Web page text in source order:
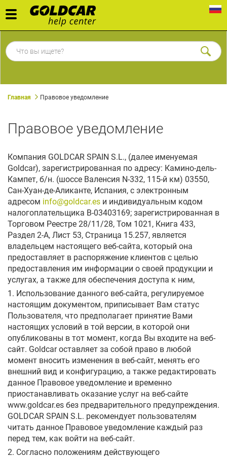
Toggle
navigation
Главная Правовое уведомление
Правовое уведомление
Компания GOLDCAR SPAIN S.L., (далее именуемая
Goldcar), зарегистрированная по адресу: Камино-дель-
Кампет, б/н. (шоссе Валенсия N-332, 115-й км) 03550,
Сан-Хуан-де-Аликанте, Испания, с электронным
адресом info@goldcar.es и индивидуальным кодом
налогоплательщика В-03403169; зарегистрированная в
Торговом Реестре 28/11/28, Том 1021, Книга 433,
Раздел 2-A, Лист 53, Страница 15.257, является
владельцем настоящего веб-сайта, который она
предоставляет в распоряжение клиентов с целью
предоставления им информации о своей продукции и
услугах, а также для обеспечения доступа к ним,
1. Использование данного веб-сайта, регулируемое
настоящим документом, приписывает Вам статус
Пользователя, что предполагает принятие Вами
настоящих условий в той версии, в которой они
опубликованы в тот момент, когда Вы входите на веб-
сайт. Goldcar оставляет за собой право в любой
момент вносить изменения в веб-сайт, менять его
внешний вид и конфигурацию, а также редактировать
данное Правовое уведомление и временно
приостанавливать оказание услуг на веб-сайте
www.goldcar.es без предварительного предупреждения.
GOLDCAR SPAIN S.L. рекомендует пользователям
читать данное Правовое уведомление каждый раз
перед тем, как войти на веб-сайт.
2. Согласно положениям действующего